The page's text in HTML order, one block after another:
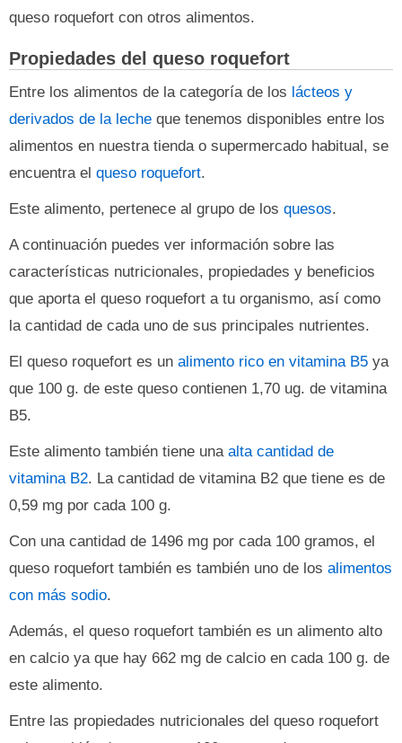
queso roquefort con otros alimentos.
Propiedades del queso roquefort
Entre los alimentos de la categoría de los lácteos y
derivados de la leche que tenemos disponibles entre los
alimentos en nuestra tienda o supermercado habitual, se
encuentra el queso roquefort.
Este alimento, pertenece al grupo de los quesos.
A continuación puedes ver información sobre las
características nutricionales, propiedades y beneficios
que aporta el queso roquefort a tu organismo, así como
la cantidad de cada uno de sus principales nutrientes.
El queso roquefort es un alimento rico en vitamina B5 ya
que 100 g. de este queso contienen 1,70 ug. de vitamina
B5.
Este alimento también tiene una alta cantidad de
vitamina B2. La cantidad de vitamina B2 que tiene es de
0,59 mg por cada 100 g.
Con una cantidad de 1496 mg por cada 100 gramos, el
queso roquefort también es también uno de los alimentos
con más sodio.
Además, el queso roquefort también es un alimento alto
en calcio ya que hay 662 mg de calcio en cada 100 g. de
este alimento.
Entre las propiedades nutricionales del queso roquefort